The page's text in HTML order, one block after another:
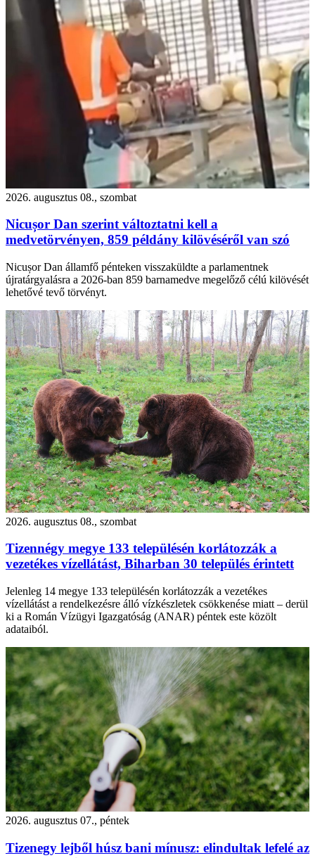
2026. augusztus 08., szombat
Nicușor Dan szerint változtatni kell a
medvetörvényen, 859 példány kilövéséről van szó
Nicușor Dan államfő pénteken visszaküldte a parlamentnek
újratárgyalásra a 2026-ban 859 barnamedve megelőző célú kilövését
lehetővé tevő törvényt.
2026. augusztus 08., szombat
Tizennégy megye 133 településén korlátozzák a
vezetékes vízellátást, Biharban 30 település érintett
Jelenleg 14 megye 133 településén korlátozzák a vezetékes
vízellátást a rendelkezésre álló vízkészletek csökkenése miatt – derül
ki a Román Vízügyi Igazgatóság (ANAR) péntek este közölt
adataiból.
2026. augusztus 07., péntek
Tizenegy lejből húsz bani mínusz: elindultak lefelé az